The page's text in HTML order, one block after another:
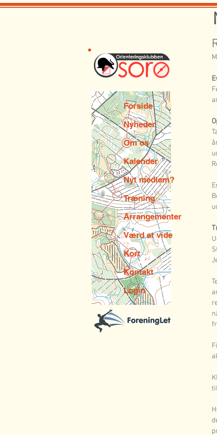
Forside
Nyheder
Om os
Kalender
Nyt medlem?
Træning
Arrangementer
Værd at vide
Kort
Kontakt
Login